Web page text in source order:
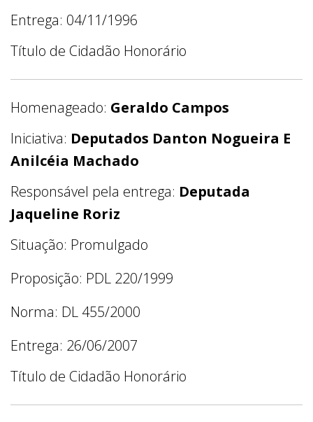
Entrega: 04/11/1996
Título de Cidadão Honorário
Homenageado: Geraldo Campos
Iniciativa: Deputados Danton Nogueira E
Anilcéia Machado
Responsável pela entrega: Deputada
Jaqueline Roriz
Situação: Promulgado
Proposição: PDL 220/1999
Norma: DL 455/2000
Entrega: 26/06/2007
Título de Cidadão Honorário